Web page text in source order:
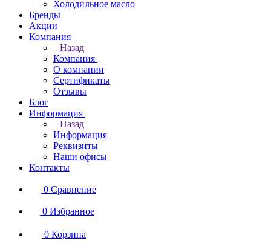
Холодильное масло
Бренды
Акции
Компания
Назад
Компания
О компании
Сертификаты
Отзывы
Блог
Информация
Назад
Информация
Реквизиты
Наши офисы
Контакты
0 Сравнение
0 Избранное
0 Корзина